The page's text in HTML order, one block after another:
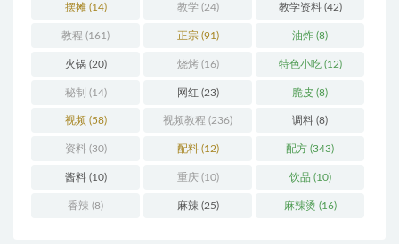
摆摊(14) 教学 (24) 教学资料(42)
教程 (161) 正宗(91) 油炸 (8)
火锅(20) 烧烤(16) 特色小吃(12)
秘制 (14) 网红 (23) 脆皮 (8)
视频 (58) 视频教程 (236) 调料 (8)
资料 (30) 配料(12) 配方 (343)
酱料(10) 重庆(10) 饮品 (10)
香辣 (8) 麻辣 (25) 麻辣烫 (16)